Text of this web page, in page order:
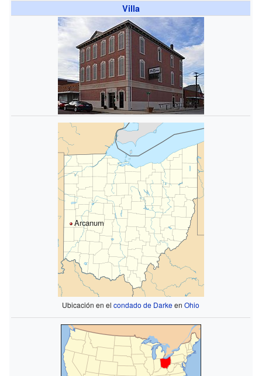
Villa
Arcanum
Ubicación en elcondado de DarkeenOhio